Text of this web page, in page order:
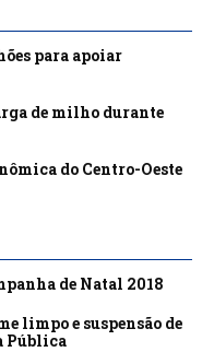
para apoiar
de milho durante
do Centro-Oeste
de Natal 2018
limpo e suspensão de
Pública